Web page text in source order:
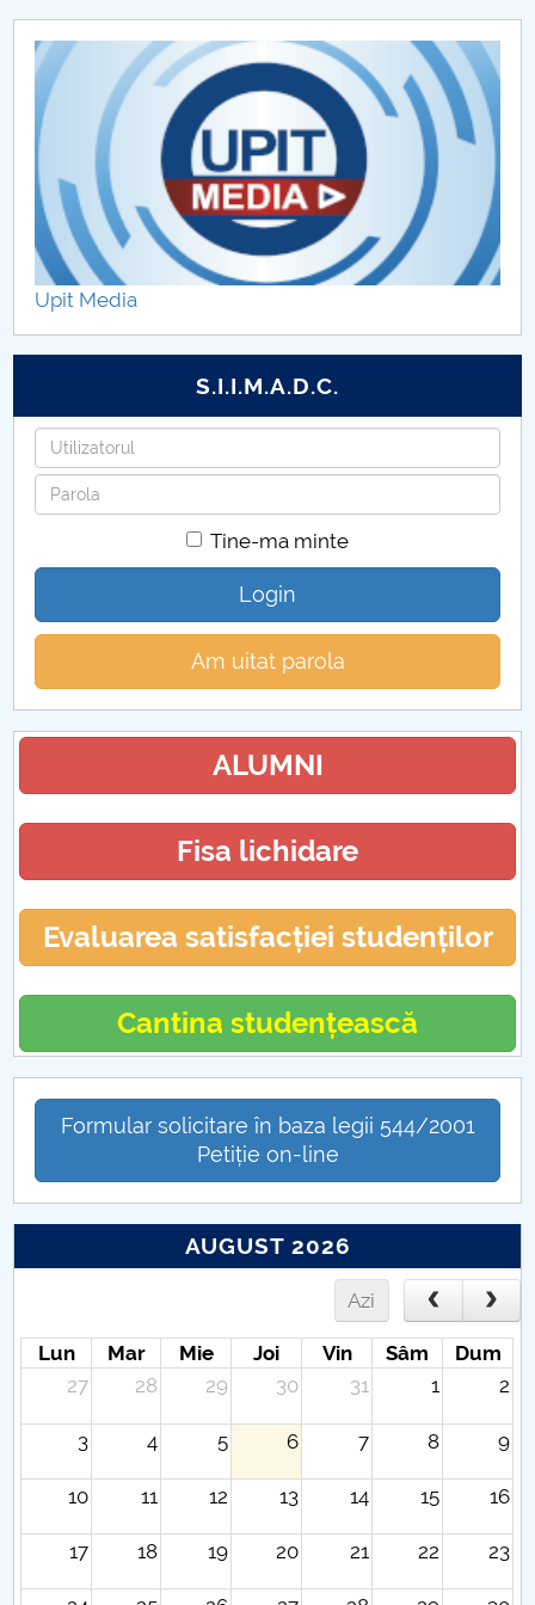
Hotarari senat din 29 septembrie 2014
Hotarari senat din 15 octombrie 2014
Hotarari senat din 26 noiembrie 2014
Hotarari senat din 19 decembrie 2014
Upit Media
S.I.I.M.A.D.C.
Utilizatorul
Parola
Tine-ma minte
Login
Am uitat parola
ALUMNI
Fisa lichidare
Evaluarea satisfacției studenților
Cantina studențească
Formular solicitare în baza legii 544/2001
Petiție on-line
AUGUST 2026
Azi
Lun Mar Mie Joi Vin Sâm
Dum
27
28 29 30 31 1 2
3 4 5 6 7 8 9
10 11 12 13 14 15 16
17 18 19 20 21 22 23